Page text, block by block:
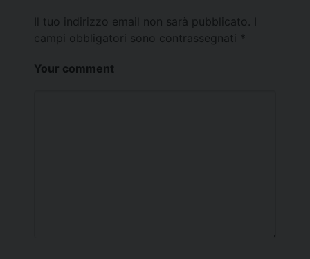
Il tuo indirizzo email non sarà pubblicato.
campi obbligatori sono contrassegnati *
Your comment